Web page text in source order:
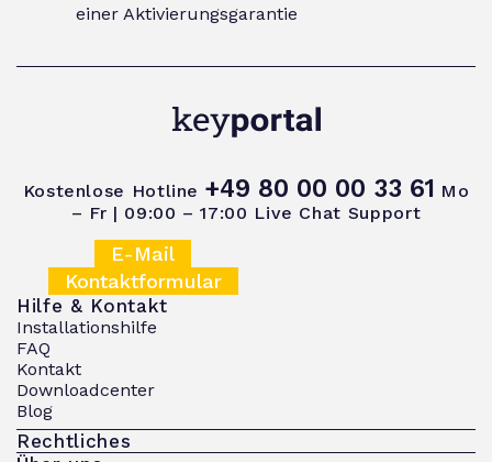
einer Aktivierungsgarantie
Kostenlose Hotline +49 80 00 00 33 61 Mo
– Fr | 09:00 – 17:00 Live Chat Support
E-Mail
Kontaktformular
Hilfe & Kontakt
Installationshilfe
FAQ
Kontakt
Downloadcenter
Blog
Rechtliches